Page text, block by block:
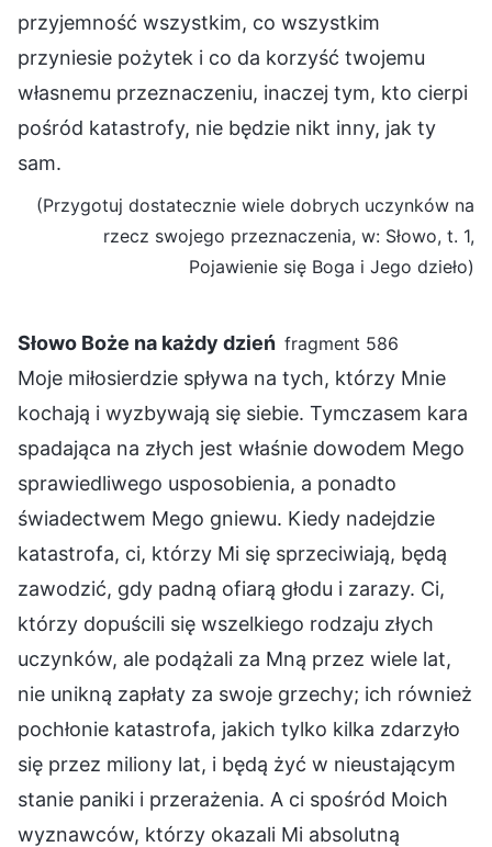
przyjemność wszystkim, co wszystkim
przyniesie pożytek i co da korzyść twojemu
własnemu przeznaczeniu, inaczej tym, kto cierpi
pośród katastrofy, nie będzie nikt inny, jak ty
sam.
(Przygotuj dostatecznie wiele dobrych uczynków na
rzecz swojego przeznaczenia, w: Słowo, t. 1,
Pojawienie się Boga i Jego dzieło)
Słowo Boże na każdy dzień fragment 586
Moje miłosierdzie spływa na tych, którzy Mnie
kochają i wyzbywają się siebie. Tymczasem kara
spadająca na złych jest właśnie dowodem Mego
sprawiedliwego usposobienia, a ponadto
świadectwem Mego gniewu. Kiedy nadejdzie
katastrofa, ci, którzy Mi się sprzeciwiają, będą
zawodzić, gdy padną ofiarą głodu i zarazy. Ci,
którzy dopuścili się wszelkiego rodzaju złych
uczynków, ale podążali za Mną przez wiele lat,
nie unikną zapłaty za swoje grzechy; ich również
pochłonie katastrofa, jakich tylko kilka zdarzyło
się przez miliony lat, i będą żyć w nieustającym
stanie paniki i przerażenia. A ci spośród Moich
wyznawców, którzy okazali Mi absolutną